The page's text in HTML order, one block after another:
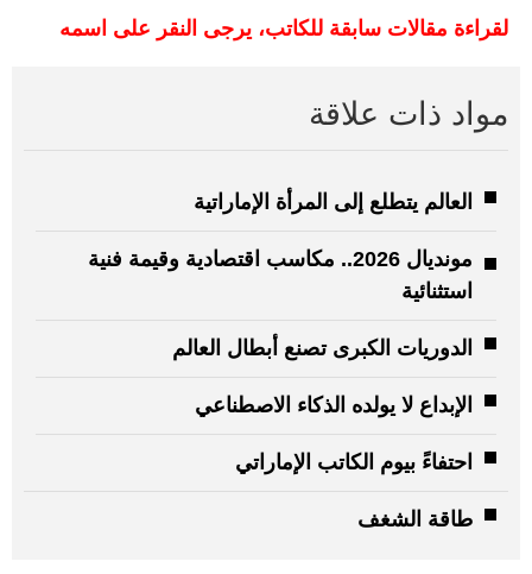
لقراءة مقالات سابقة للكاتب، يرجى النقر على اسمه
مواد ذات علاقة
العالم يتطلع إلى المرأة الإماراتية
مونديال 2026.. مكاسب اقتصادية وقيمة فنية
استثنائية
الدوريات الكبرى تصنع أبطال العالم
الإبداع لا يولده الذكاء الاصطناعي
احتفاءً بيوم الكاتب الإماراتي
طاقة الشغف